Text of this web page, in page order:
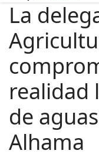
La
realidad
de
Alhama